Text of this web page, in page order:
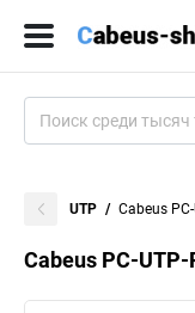
UTP Cabeus
Cabeus PC-